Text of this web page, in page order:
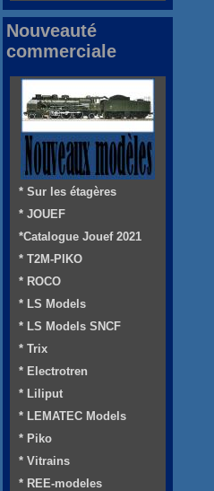
Nouveauté
commerciale
* Sur les étagères
* JOUEF
*Catalogue Jouef 2021
* T2M-PIKO
* ROCO
* LS Models
* LS Models SNCF
* Trix
* Electrotren
* Liliput
* LEMATEC Models
* Piko
* Vitrains
* REE-modeles